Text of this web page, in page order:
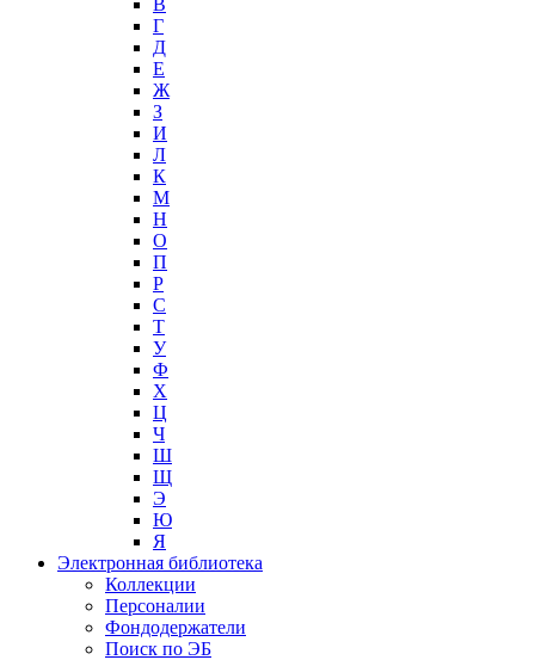
Г
Д
Е
Ж
З
И
Л
К
М
Н
О
П
Р
С
Т
У
Ф
Х
Ц
Ч
Ш
Щ
Э
Ю
Я
Электронная библиотека
Коллекции
Персоналии
Фондодержатели
Поиск по ЭБ